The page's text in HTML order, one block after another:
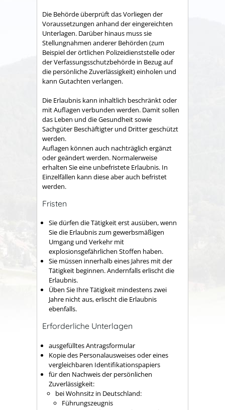
Die Behörde überprüft das Vorliegen der
Voraussetzungen anhand dereingereichten
Unterlagen. Darüber hinaus muss sie
Stellungnahmen anderer Behörden (zum
Beispiel der örtlichen Polizeidienststelle oder
der Verfassungsschutzbehörde in Bezug auf
die persönliche Zuverlässigkeit) einholen und
kann Gutachten verlangen.
Die Erlaubnis kann inhaltlich beschränkt oder
mit Auflagen verbunden werden. Damit sollen
das Leben und die Gesundheit sowie
Sachgüter Beschäftigter und Dritter geschützt
werden.
Auflagen können auch nachträglich ergänzt
oder geändert werden. Normalerweise
erhalten Sie eine unbefristete Erlaubnis. In
Einzelfällen kann diese aber auch befristet
werden.
Fristen
Sie dürfen die Tätigkeit erst ausüben, wenn
Sie die Erlaubnis zum gewerbsmäßigen
Umgang und Verkehr mit
explosionsgefährlichen Stoffen haben.
Sie müssen innerhalb eines Jahres mit der
Tätigkeit beginnen. Andernfalls erlischt die
Erlaubnis.
Üben Sie Ihre Tätigkeit mindestens zwei
Jahre nicht aus, erlischt die Erlaubnis
ebenfalls.
Erforderliche Unterlagen
ausgefülltes Antragsformular
Kopie des Personalausweises oder eines
vergleichbaren Identifikationspapiers
für den Nachweis der persönlichen
Zuverlässigkeit:
bei Wohnsitz in Deutschland:
Führungszeugnis